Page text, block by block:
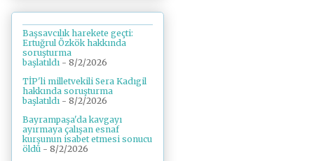
Başsavcılık harekete geçti:
Ertuğrul Özkök hakkında
soruşturma
başlatıldı - 8/2/2026
TİP'li milletvekili Sera Kadıgil
hakkında soruşturma
başlatıldı - 8/2/2026
Bayrampaşa'da kavgayı
ayırmaya çalışan esnaf
kurşunun isabet etmesi sonucu
öldü - 8/2/2026